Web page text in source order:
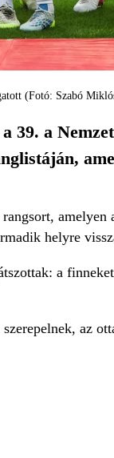
(Fotó: Szabó
39. a
helyre
a
az